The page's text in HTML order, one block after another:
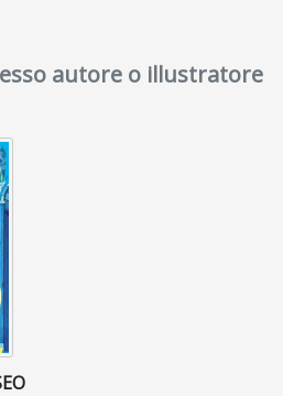
autore o illustratore